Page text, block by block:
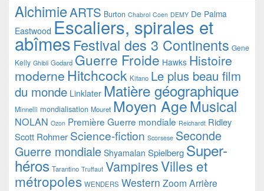
AlchimieARTS Burton Chabrol Coen DEMY De Palma
Eastwood Escaliers, spirales et
abîmesFestival des 3 Continents Gene
Kelly Ghibli Godard Guerre Froide Hawks Histoire
moderne Hitchcock Kitano Le plus beau film
du monde Linklater Matière géographique
Minnelli mondialisation Mouret Moyen AgeMusical
NOLAN Ozon Première Guerre mondiale Reichardt Ridley
Scott Rohmer Science-fiction Scorsese Seconde
Guerre mondiale Shyamalan Spielberg Super-
héros Tarantino Truffaut VampiresVilles et
métropoles WENDERS Western Zoom Arrière